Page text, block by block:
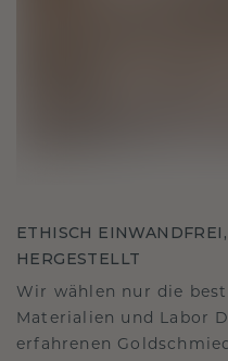
ETHISCH
HERGESTELLT
Wir wählen nur die
Materialien und Labor
erfahrenen